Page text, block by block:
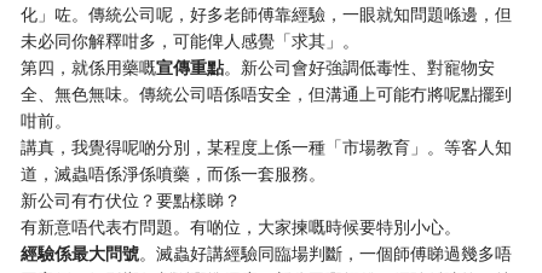
化」咗。傳統公司呢，好多老師傅靠經驗，一眼就知問題喺邊，但
未必同你解釋咁多，可能俾人感覺「求其」。
第四，就係用藥嘅宣傳重點。新公司會好強調低毒性、對寵物安
全、無色無味。傳統公司唔係唔安全，但溝通上可能冇將呢點擺到
咁前。
講真，我覺得呢啲分別，某程度上係一種「市場教育」。等客人知
道，滅蟲唔係淨係噴藥，而係一套服務。
新公司有冇伏位？要點樣睇？
有新意唔代表冇問題。有啲位，大家揀嘅時候要特別小心。
經驗係最大問號。滅蟲好講經驗同臨場判斷，一個師傅睇過幾多唔